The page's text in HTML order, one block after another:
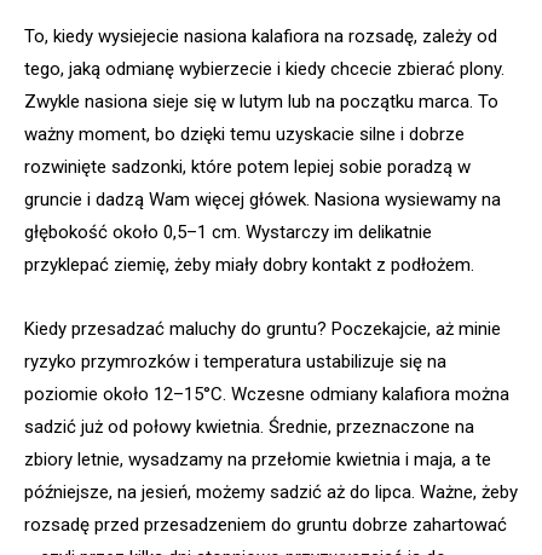
To, kiedy wysiejecie nasiona kalafiora na rozsadę, zależy od
tego, jaką odmianę wybierzecie i kiedy chcecie zbierać plony.
Zwykle nasiona sieje się w lutym lub na początku marca. To
ważny moment, bo dzięki temu uzyskacie silne i dobrze
rozwinięte sadzonki, które potem lepiej sobie poradzą w
gruncie i dadzą Wam więcej główek. Nasiona wysiewamy na
głębokość około 0,5–1 cm. Wystarczy im delikatnie
przyklepać ziemię, żeby miały dobry kontakt z podłożem.
Kiedy przesadzać maluchy do gruntu? Poczekajcie, aż minie
ryzyko przymrozków i temperatura ustabilizuje się na
poziomie około 12–15°C. Wczesne odmiany kalafiora można
sadzić już od połowy kwietnia. Średnie, przeznaczone na
zbiory letnie, wysadzamy na przełomie kwietnia i maja, a te
późniejsze, na jesień, możemy sadzić aż do lipca. Ważne, żeby
rozsadę przed przesadzeniem do gruntu dobrze zahartować